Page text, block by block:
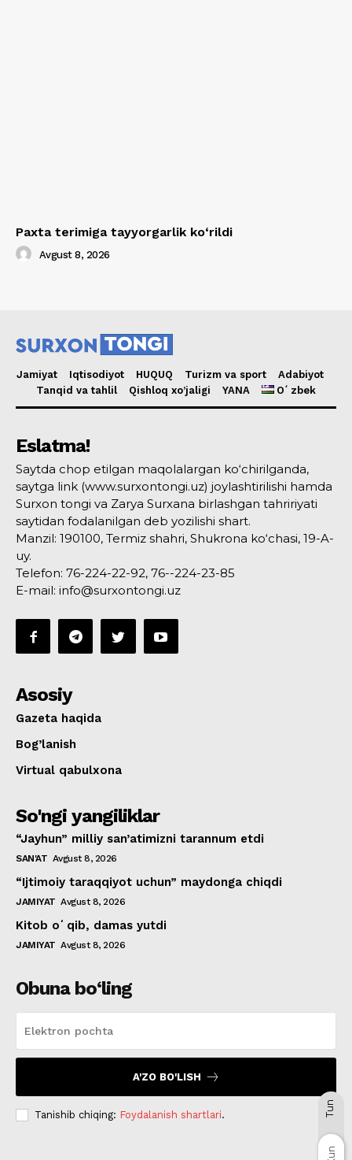
Paxta terimiga tayyorgarlik ko‘rildi
Avgust 8, 2026
Jamiyat Iqtisodiyot HUQUQ Turizm va sport
Adabiyot
Tanqid va tahlil
Qishloq xo’jaligi YANA Oʻzbek
Eslatma!
Saytda chop etilgan maqolalargan ko‘chirilganda,
saytga link (www.surxontongi.uz) joylashtirilishi hamda
Surxon tongi va Zarya Surxana birlashgan tahririyati
saytidan fodalanilgan deb yozilishi shart.
Manzil: 190100, Termiz shahri, Shukrona ko‘chasi, 19-A-
uy.
Telefon: 76-224-22-92, 76--224-23-85
E-mail: info@surxontongi.uz
Asosiy
Gazeta haqida
Bog’lanish
Virtual qabulxona
So'ngi yangiliklar
“Jayhun” milliy san’atimizni tarannum etdi
SAN'AT Avgust 8, 2026
“Ijtimoiy taraqqiyot uchun” maydonga chiqdi
JAMIYAT Avgust 8, 2026
Kitob oʻqib, damas yutdi
JAMIYAT Avgust 8, 2026
Obuna bo‘ling
A'ZO BO'LISH
Tanishib chiqing: Foydalanish shartlari.
Kun
Tun